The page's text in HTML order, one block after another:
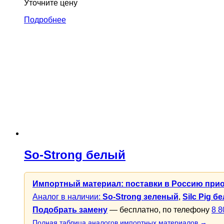
Уточните цену
Подробнее
So-Strong белый
Импортный материал: поставки в Россию
Аналог в наличии: So-Strong зеленый, Silc Pig
Подобрать замену — бесплатно, по телефону 8
Полная таблица аналогов импортных материалов →